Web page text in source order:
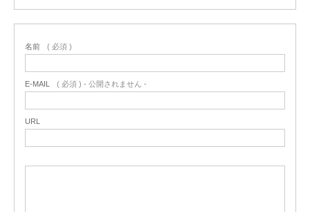
名前 ( 必須 )
E-MAIL ( 必須 ) - 公開されません -
URL